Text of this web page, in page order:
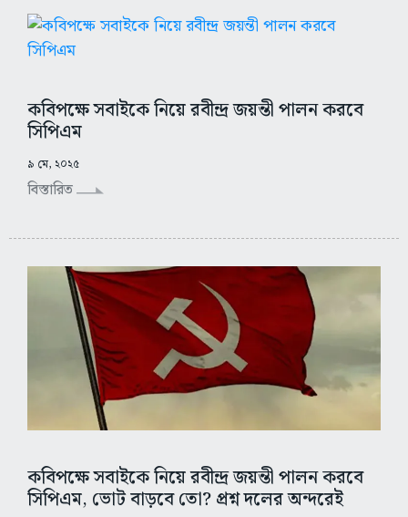
কবিপক্ষে সবাইকে নিয়ে রবীন্দ্র জয়ন্তী পালন করবে
সিপিএম
৯ মে, ২০২৫
বিস্তারিত
কবিপক্ষে সবাইকে নিয়ে রবীন্দ্র জয়ন্তী পালন করবে
সিপিএম, ভোট বাড়বে তো? প্রশ্ন দলের অন্দরেই